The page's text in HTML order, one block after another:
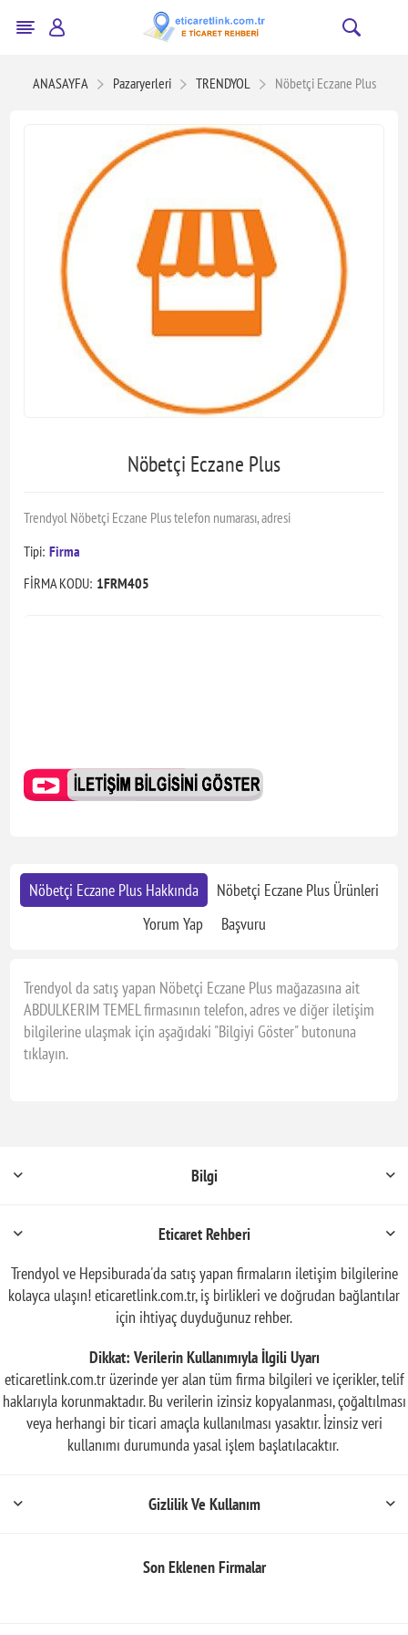
ANASAYFA Pazaryerleri TRENDYOL Nöbetçi Eczane Plus
Nöbetçi Eczane Plus
Trendyol Nöbetçi Eczane Plus telefon numarası, adresi
Tipi: Firma
FİRMA KODU: 1FRM405
Nöbetçi Eczane Plus Hakkında
Nöbetçi Eczane Plus Ürünleri
Yorum Yap
Başvuru
Trendyol da satış yapan Nöbetçi Eczane Plus mağazasına ait
ABDULKERIM TEMEL firmasının telefon, adres ve diğer iletişim
bilgilerine ulaşmak için aşağıdaki "Bilgiyi Göster" butonuna
tıklayın.
Bilgi
Eticaret Rehberi
Trendyol ve Hepsiburada'da satış yapan firmaların iletişim bilgilerine
kolayca ulaşın! eticaretlink.com.tr, iş birlikleri ve doğrudan bağlantılar
için ihtiyaç duyduğunuz rehber.
Dikkat: Verilerin Kullanımıyla İlgili Uyarı
eticaretlink.com.tr üzerinde yer alan tüm firma bilgileri ve içerikler, telif
haklarıyla korunmaktadır. Bu verilerin izinsiz kopyalanması, çoğaltılması
veya herhangi bir ticari amaçla kullanılması yasaktır. İzinsiz veri
kullanımı durumunda yasal işlem başlatılacaktır.
Gizlilik Ve Kullanım
Son Eklenen Firmalar